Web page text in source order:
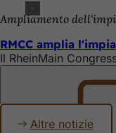
Ampliamento
RMCC amplia
Il RheinMain
Altre notizie